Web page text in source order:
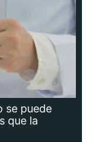
se puede
que la